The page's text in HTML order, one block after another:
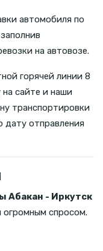
автомобиля по
на автовозе.
горячей линии 8
на сайте и наши
транспортировки
отправления
Абакан - Иркутск
огромным спросом.